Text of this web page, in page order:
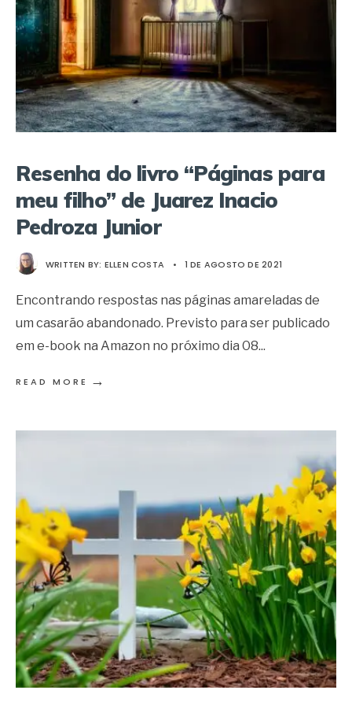
Resenha do livro “Páginas para
meu filho” de Juarez Inacio
Pedroza Junior
WRITTEN BY: ELLEN COSTA • 1 DE AGOSTO DE 2021
Encontrando respostas nas páginas amareladas de
um casarão abandonado. Previsto para ser publicado
em e-book na Amazon no próximo dia 08...
READ MORE →